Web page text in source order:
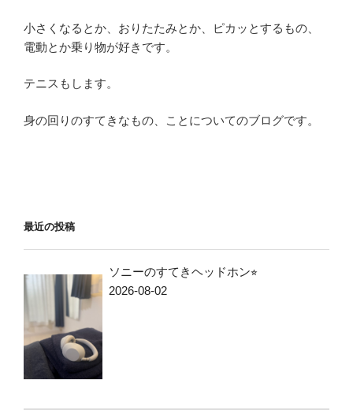
小さくなるとか、おりたたみとか、ピカッとするもの、
電動とか乗り物が好きです。
テニスもします。
身の回りのすてきなもの、ことについてのブログです。
最近の投稿
ソニーのすてきヘッドホン⭐︎
2026-08-02